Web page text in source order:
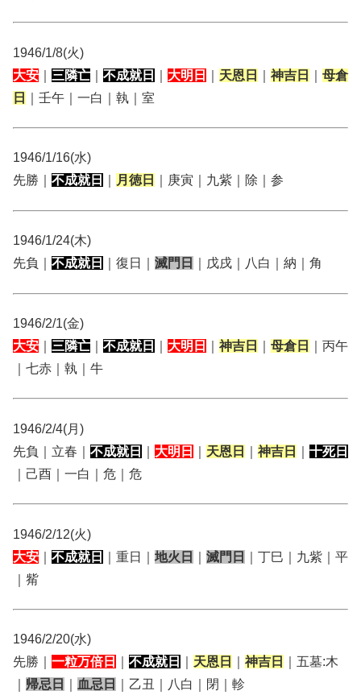
1946/1/8(火)
大安
三隣亡 不成就日 大明日 天恩日 神吉日
母倉
日
｜壬午｜一白｜執｜室
1946/1/16(水)
先勝｜ 不成就日 月徳日 ｜庚寅｜九紫｜除｜参
1946/1/24(木)
先負｜ 不成就日 ｜復日｜ 滅門日 ｜戊戌｜八白｜納｜角
1946/2/1(金)
大安
三隣亡 不成就日 大明日 神吉日 母倉日
｜丙午
｜七赤｜執｜牛
1946/2/4(月)
先負｜立春｜ 不成就日 大明日 天恩日 神吉日
十死日
｜己酉｜一白｜危｜危
1946/2/12(火)
大安
不成就日 ｜重日｜ 地火日 滅門日
｜丁巳｜九紫｜平
｜觜
1946/2/20(水)
先勝｜ 一粒万倍日 不成就日 天恩日 神吉日
｜五墓:木
帰忌日 血忌日 ｜乙丑｜八白｜閉｜軫